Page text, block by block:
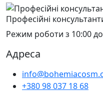
Професійні
Режим роботи з 10:00
Адреса
+380 98 037 18 68